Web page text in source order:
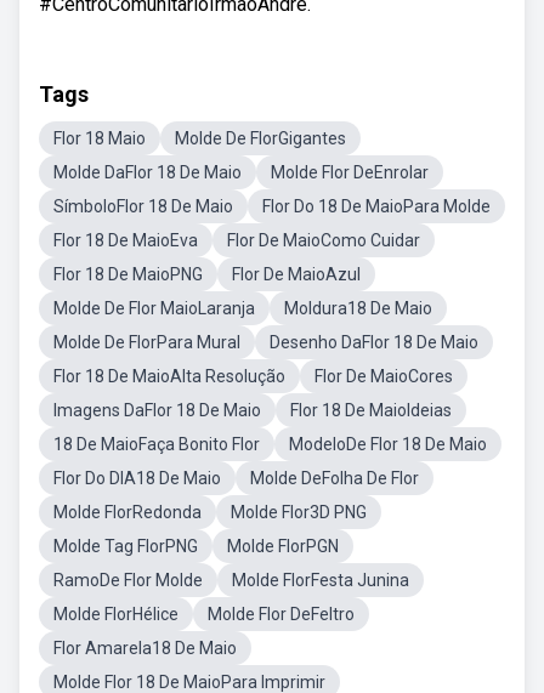
Tags
Flor 18 Maio
Molde De FlorGigantes
Molde DaFlor 18 De Maio
Molde Flor DeEnrolar
SímboloFlor 18 De Maio
Flor Do 18 De MaioPara Molde
Flor 18 De MaioEva
Flor De MaioComo Cuidar
Flor 18 De MaioPNG
Flor De MaioAzul
Molde De Flor MaioLaranja
Moldura18 De Maio
Molde De FlorPara Mural
Desenho DaFlor 18 De Maio
Flor 18 De MaioAlta Resolução
Flor De MaioCores
Imagens DaFlor 18 De Maio
Flor 18 De MaioIdeias
18 De MaioFaça Bonito Flor
ModeloDe Flor 18 De Maio
Flor Do DIA18 De Maio
Molde DeFolha De Flor
Molde FlorRedonda
Molde Flor3D PNG
Molde Tag FlorPNG
Molde FlorPGN
RamoDe Flor Molde
Molde FlorFesta Junina
Molde FlorHélice
Molde Flor DeFeltro
Flor Amarela18 De Maio
Molde Flor 18 De MaioPara Imprimir